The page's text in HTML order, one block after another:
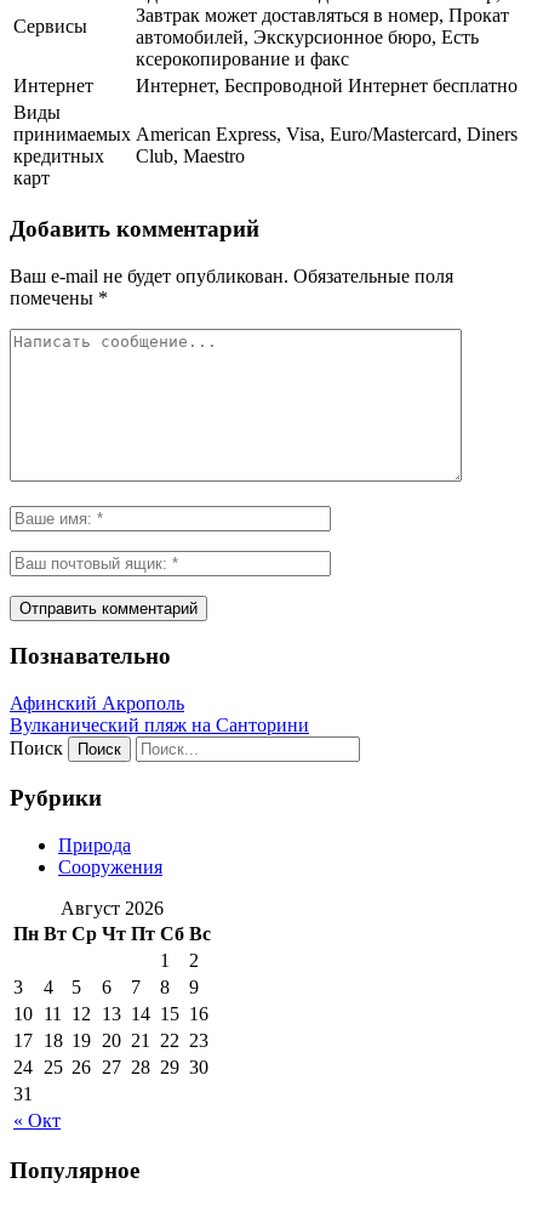
Сервисы
Завтрак может доставляться в номер, Прокат
автомобилей, Экскурсионное бюро, Есть
ксерокопирование и факс
Интернет
Интернет, Беспроводной Интернет бесплатно
Виды
принимаемых
кредитных
карт
American Express, Visa, Euro/Mastercard, Diners
Club, Maestro
Добавить комментарий
Ваш e-mail не будет опубликован. Обязательные поля
помечены *
Познавательно
Афинский Акрополь
Вулканический пляж на Санторини
Поиск
Рубрики
Природа
Сооружения
Август 2026
Пн Вт Ср Чт Пт Сб Вс
« Окт
1
2
3
4 5 6 7 8
9
10 11 12 13 14 15 16
17 18 19 20 21 22 23
24 25 26 27 28 29 30
31
Популярное